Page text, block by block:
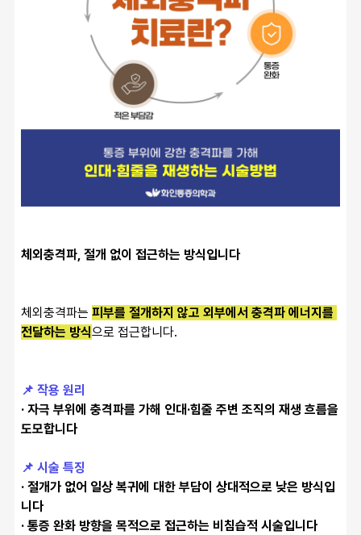
체외충격파, 절개 없이 접근하는 방식입니다
체외충격파는 피부를 절개하지 않고 외부에서 충격파 에너지를
전달하는 방식으로 접근합니다.
📌 작용 원리
· 자극 부위에 충격파를 가해 인대·힘줄 주변 조직의 재생 흐름을
도모합니다
📌 시술 특징
· 절개가 없어 일상 복귀에 대한 부담이 상대적으로 낮은 방식입
니다
· 통증 완화 방향을 목적으로 접근하는 비침습적 시술입니다